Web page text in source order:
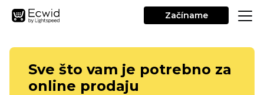
Začíname
Sve što vam je potrebno za
online prodaju